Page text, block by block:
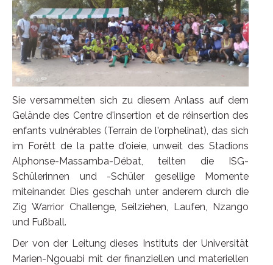
Sie versammelten sich zu diesem Anlass auf dem
Gelände des Centre d'insertion et de réinsertion des
enfants vulnérables (Terrain de l'orphelinat), das sich
im Forêtt de la patte d'oieie, unweit des Stadions
Alphonse-Massamba-Débat, teilten die ISG-
Schülerinnen und -Schüler gesellige Momente
miteinander. Dies geschah unter anderem durch die
Zig Warrior Challenge, Seilziehen, Laufen, Nzango
und Fußball.
Der von der Leitung dieses Instituts der Universität
Marien-Ngouabi mit der finanziellen und materiellen